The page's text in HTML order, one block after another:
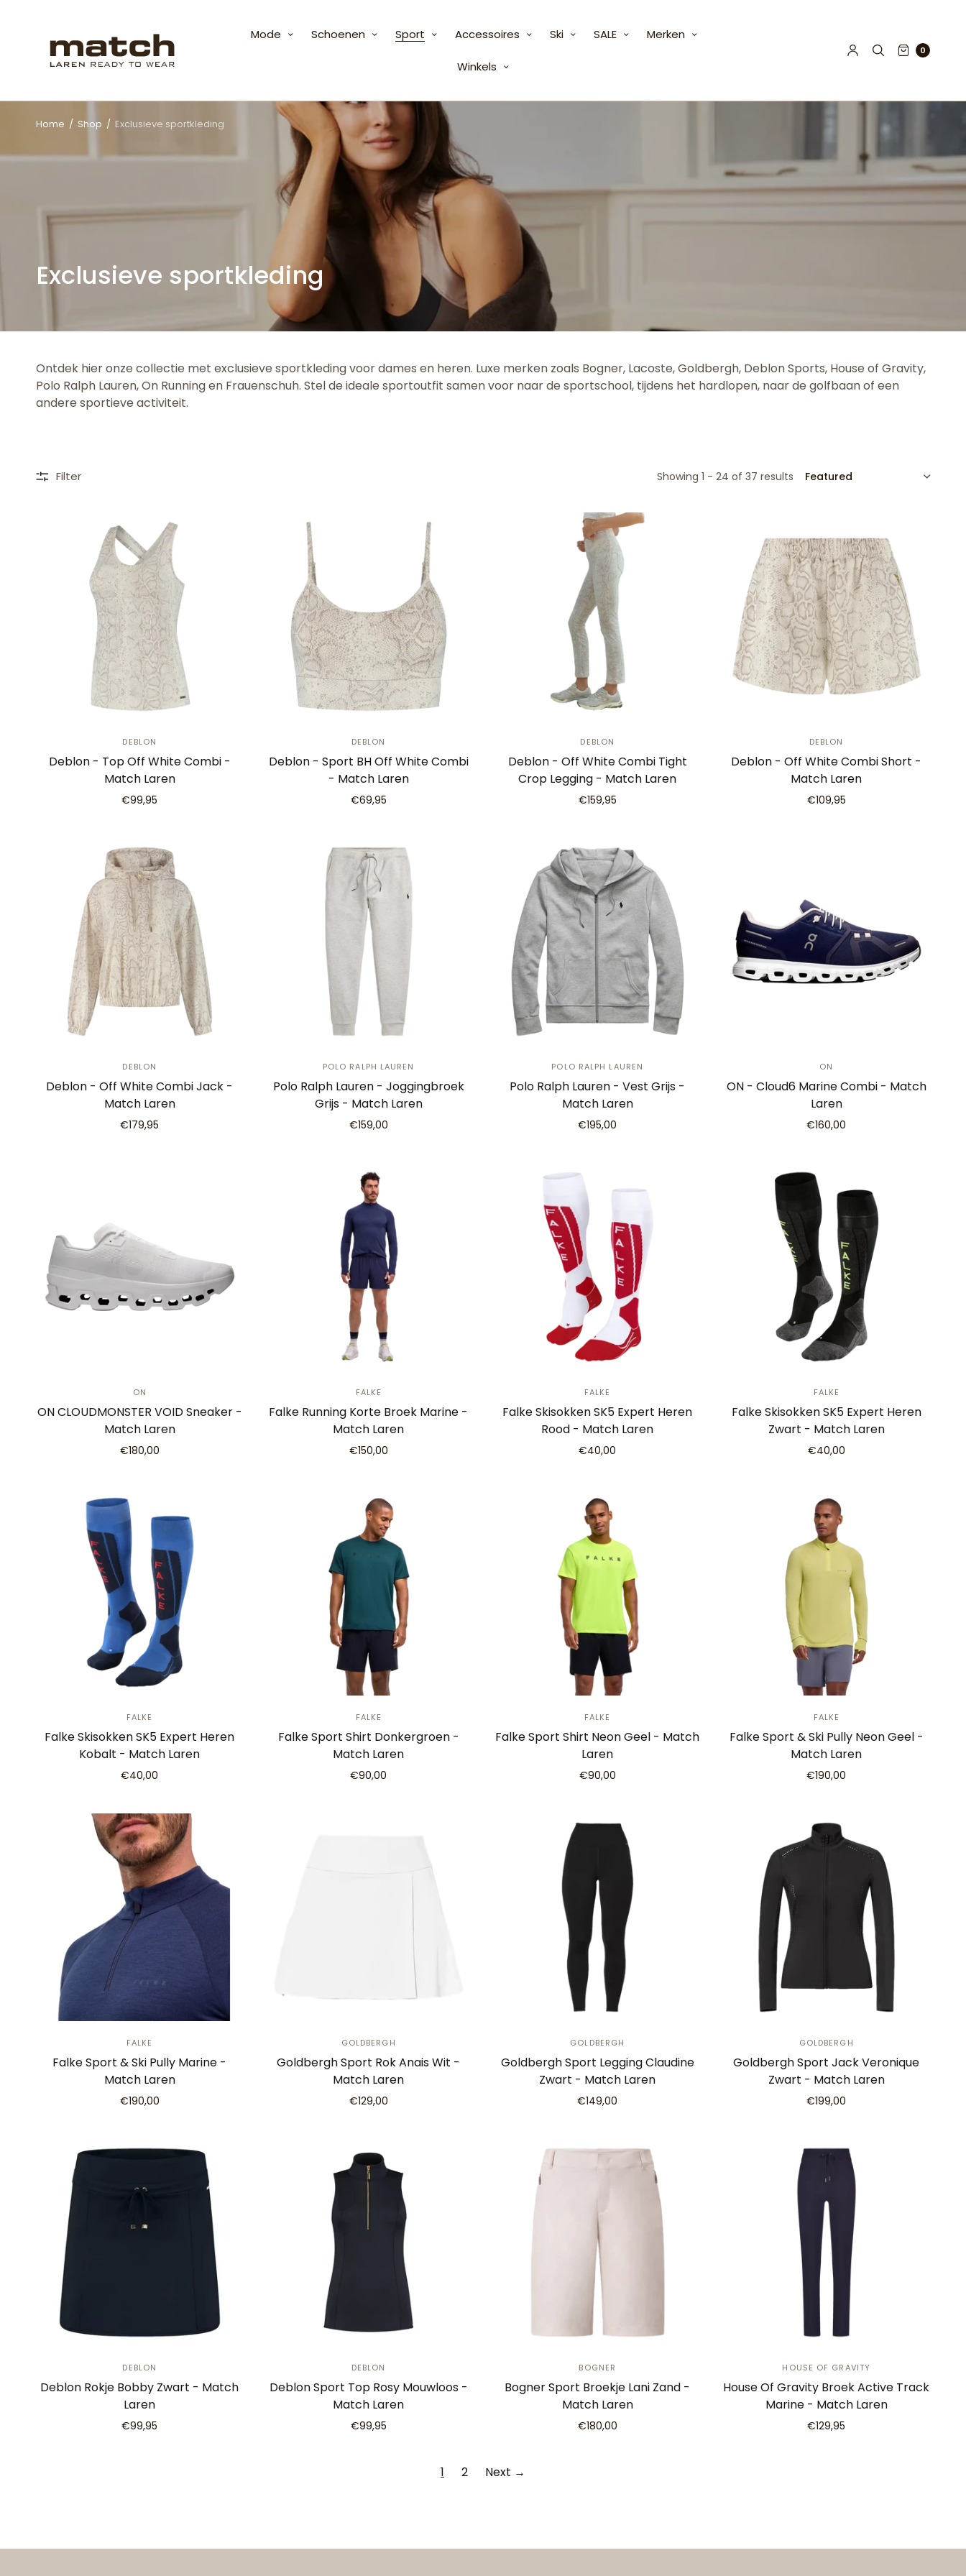
Mode Schoenen Sport Accessoires Ski SALE Merken
Winkels
0
Home / Shop / Exclusieve sportkleding
Exclusieve sportkleding
Ontdek hier onze collectie met exclusieve sportkleding voor dames en heren. Luxe merken zoals Bogner, Lacoste, Goldbergh, Deblon Sports, House of Gravity,
Polo Ralph Lauren, On Running en Frauenschuh. Stel de ideale sportoutfit samen voor naar de sportschool, tijdens het hardlopen, naar de golfbaan of een
andere sportieve activiteit.
Filter Showing 1 - 24 of 37 results
DEBLON
Deblon - Top Off White Combi -
Match Laren
€99,95
DEBLON
Deblon - Sport BH Off White Combi
- Match Laren
€69,95
DEBLON
Deblon - Off White Combi Tight
Crop Legging - Match Laren
€159,95
DEBLON
Deblon - Off White Combi Short -
Match Laren
€109,95
DEBLON
Deblon - Off White Combi Jack -
Match Laren
€179,95
POLO RALPH LAUREN
Polo Ralph Lauren - Joggingbroek
Grijs - Match Laren
€159,00
POLO RALPH LAUREN
Polo Ralph Lauren - Vest Grijs -
Match Laren
€195,00
ON
ON - Cloud6 Marine Combi - Match
Laren
€160,00
ON
ON CLOUDMONSTER VOID Sneaker -
Match Laren
€180,00
FALKE
Falke Running Korte Broek Marine -
Match Laren
€150,00
FALKE
Falke Skisokken SK5 Expert Heren
Rood - Match Laren
€40,00
FALKE
Falke Skisokken SK5 Expert Heren
Zwart - Match Laren
€40,00
FALKE
Falke Skisokken SK5 Expert Heren
Kobalt - Match Laren
€40,00
FALKE
Falke Sport Shirt Donkergroen -
Match Laren
€90,00
FALKE
Falke Sport Shirt Neon Geel - Match
Laren
€90,00
FALKE
Falke Sport & Ski Pully Neon Geel -
Match Laren
€190,00
FALKE
Falke Sport & Ski Pully Marine -
Match Laren
€190,00
GOLDBERGH
Goldbergh Sport Rok Anais Wit -
Match Laren
€129,00
GOLDBERGH
Goldbergh Sport Legging Claudine
Zwart - Match Laren
€149,00
GOLDBERGH
Goldbergh Sport Jack Veronique
Zwart - Match Laren
€199,00
DEBLON
Deblon Rokje Bobby Zwart - Match
Laren
€99,95
DEBLON
Deblon Sport Top Rosy Mouwloos -
Match Laren
€99,95
BOGNER
Bogner Sport Broekje Lani Zand -
Match Laren
€180,00
HOUSE OF GRAVITY
House Of Gravity Broek Active Track
Marine - Match Laren
€129,95
1 2 Next →